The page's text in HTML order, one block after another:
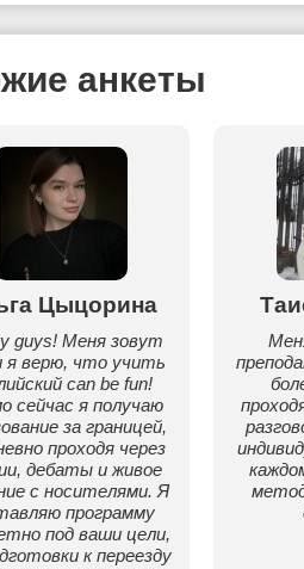
анкеты
Цыцорина
guys! Меня зовут
я верю, что учить
can be fun!
сейчас я получаю
за границей,
проходя через
дебаты и живое
с носителями. Я
программу
под ваши цели,
к переезду